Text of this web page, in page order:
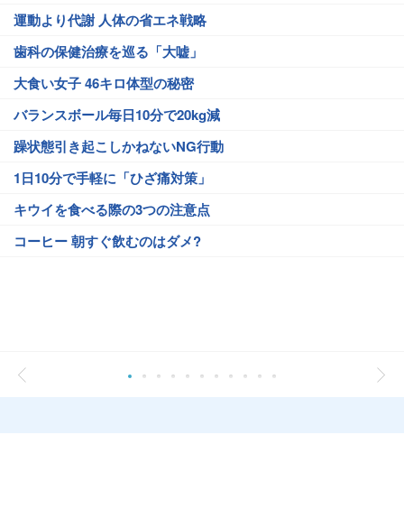
運動より代謝 人体の省エネ戦略
歯科の保健治療を巡る「大嘘」
大食い女子 46キロ体型の秘密
バランスボール毎日10分で20kg減
躁状態引き起こしかねないNG行動
1日10分で手軽に「ひざ痛対策」
キウイを食べる際の3つの注意点
コーヒー 朝すぐ飲むのはダメ?